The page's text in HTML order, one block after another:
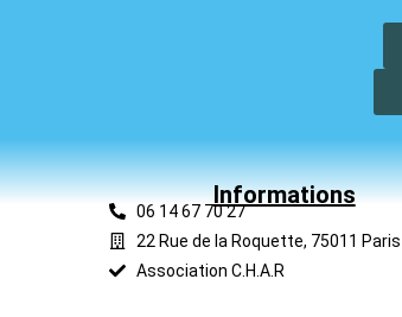
Informations
06 14 67 70 27
22 Rue de la Roquette, 75011 Paris
Association C.H.A.R